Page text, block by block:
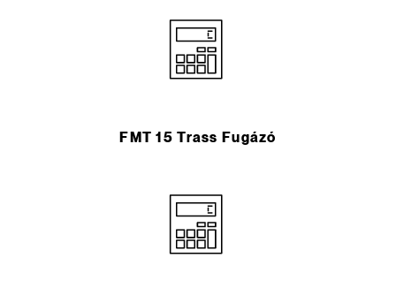
FMT 15 Trass Fugázó